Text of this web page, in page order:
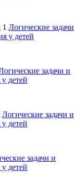
1 Логические задачи
у детей
задачи и
детей
Логические задачи и
детей
задачи и
детей